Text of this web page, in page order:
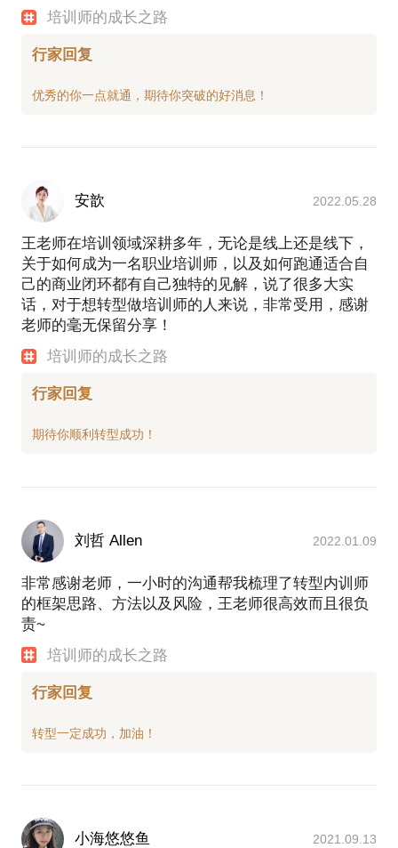
同时独自研发了新精英满意度，利润率都最高的项
课程打磨为成型的产品有自己的见解。
如何搭建讲师的培养和薪酬体系非常了解。同时精通
职业规划师
国家认证企业培训师
人力资源专家
培训师的成长之路
行家回复
安歆 2022.05.28
王老师在培训领域深耕多年，无论是线上还是线下，
关于如何成为一名职业培训师，以及如何跑通适合自
己的商业闭环都有自己独特的见解，说了很多大实
话，对于想转型做培训师的人来说，非常受用，感谢
老师的毫无保留分享！
培训师的成长之路
行家回复
刘哲 Allen 2022.01.09
非常感谢老师，一小时的沟通帮我梳理了转型内训师
的框架思路、方法以及风险，王老师很高效而且很负
责~
培训师的成长之路
行家回复
小海悠悠鱼 2021.09.13